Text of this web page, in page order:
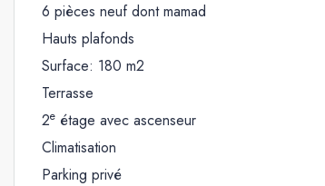
6 pièces neuf dont mamad
Hauts plafonds
Surface: 180 m2
Terrasse
2e étage avec ascenseur
Climatisation
Parking privé